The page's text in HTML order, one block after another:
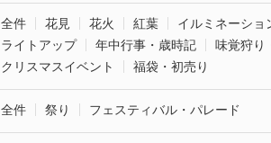
全件 花見 花火 紅葉 イルミネーショ
ライトアップ
年中行事・歳時記
味覚狩り
クリスマスイベント
福袋・初売り
全件 祭り フェスティバル・パレード